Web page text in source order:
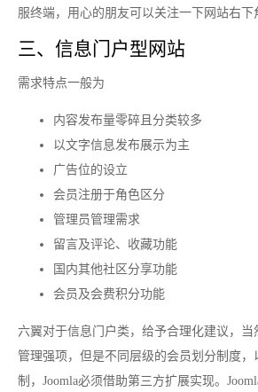
服终端，用心的朋友可以关注一下网站右下
三、信息门户型网站
需求特点一般为
内容发布量零碎且分类较多
以文字信息发布展示为主
广告位的设立
会员注册于角色区分
管理员管理需求
留言及评论、收藏功能
国内其他社区分享功能
会员及会费积分功能
六翼对于信息门户类，给予合理化建议，当
管理强项，但是不同层级的会员划分制度
制，Joomla必须借助第三方扩展实现。